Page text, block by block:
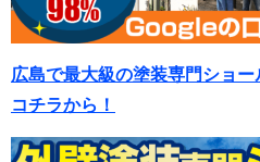
広島で最大級の塗装専門ショ
コチラから！